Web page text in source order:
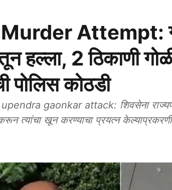
Attempt:
हल्ला, 2 ठिकाणी
पोलिस कोठडी
gaonkar attack: शिवसेना
त्यांचा खून करण्याचा प्रयत्न